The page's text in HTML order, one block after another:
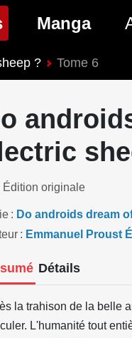
(page courante)
Comics
Manga
Nouveautés
Genres Manga
? Tome 6
Édition originale
Do androids dream
Emmanuel Proust
Détails
la trahison de la belle
L'humanité tout